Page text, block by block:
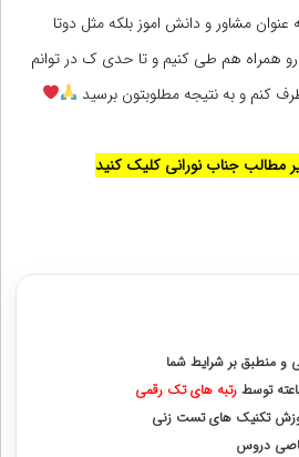
عنوان مشاور و دانش اموز بلکه مثل دوتا
رو همراه هم طی کنیم و تا حدی ک در توانم
کنم و به نتیجه مطلوبتون برسید
مطالب جناب نورانی کلیک کنید
و منطبق بر شرایط شما
رتبه‌ های تک رقمی
تکنیک های تست زنی
دروس